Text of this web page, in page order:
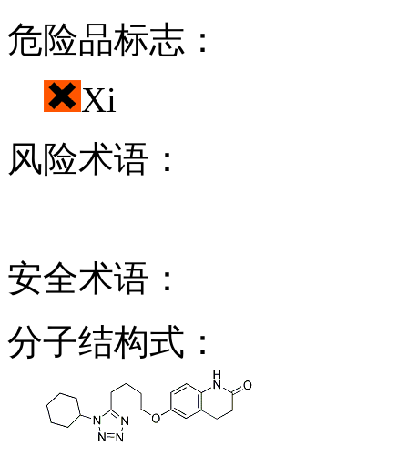
危险品标志：
Xi
风险术语：
安全术语：
分子结构式：